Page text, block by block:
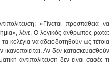
«Γίνεται προσπάθεια να
λένε. Ο λογικός άνθρωπος ρωτά:
κολέγια να αδειοδοτηθούν ως τέτοια
Αν δεν κατασκευασθούν
αντιπολίτευση δεν είναι σαφές τι